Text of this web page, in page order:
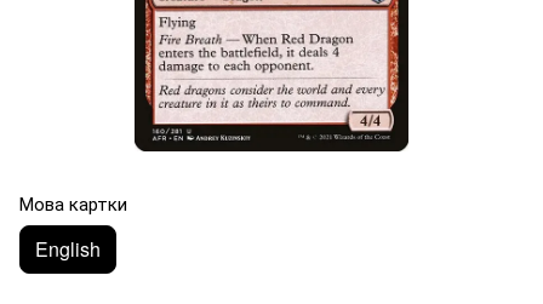
Мова картки
English